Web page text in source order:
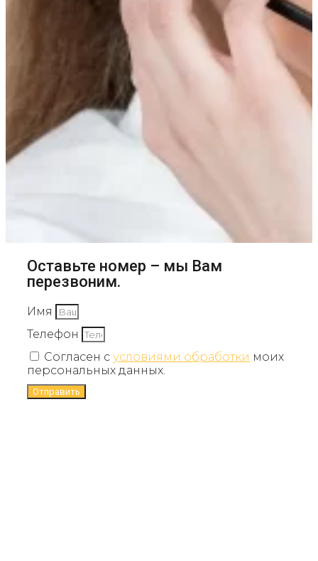
Оставьте номер – мы Вам
перезвоним.
Имя
Телефон
Согласен с условиями обработки моих
персональных данных.
Отправить